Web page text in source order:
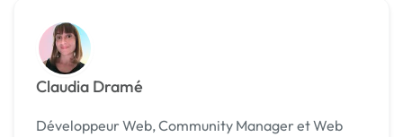
Claudia Dramé
Développeur Web, Community Manager et Web